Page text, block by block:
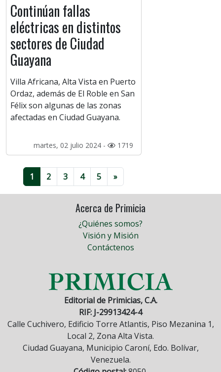
Continúan fallas
eléctricas en distintos
sectores de Ciudad
Guayana
Villa Africana, Alta Vista en Puerto
Ordaz, además de El Roble en San
Félix son algunas de las zonas
afectadas en Ciudad Guayana.
martes, 02 julio 2024 - 1719
1 2 3 4 5 »
Acerca de Primicia
¿Quiénes somos?
Visión y Misión
Contáctenos
Editorial de Primicias, C.A.
RIF: J-29913424-4
Calle Cuchivero, Edificio Torre Atlantis, Piso Mezanina 1,
Local 2, Zona Alta Vista.
Ciudad Guayana, Municipio Caroní, Edo. Bolívar,
Venezuela.